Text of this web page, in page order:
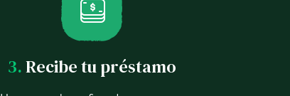
3.Recibe tu préstamo